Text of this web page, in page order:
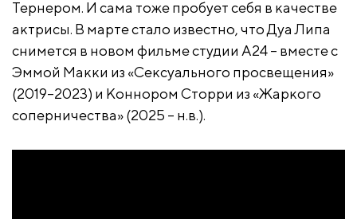
Тернером. И сама тоже пробует себя в качестве
актрисы. В марте стало известно, что Дуа Липа
снимется в новом фильме студии A24 – вместе с
Эммой Макки из «Сексуального просвещения»
(2019–2023) и Коннором Сторри из «Жаркого
соперничества» (2025 – н.в.).